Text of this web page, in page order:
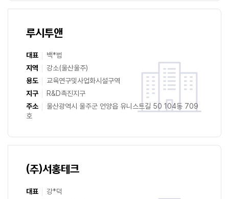
루시투앤
대표
백*범
지역
강소(울산울주)
용도
교육연구및사업화시설구역
지구
R&D촉진지구
주소
울산광역시 울주군 언양읍 유니스트길 50 104동 709
호
(주)서홍테크
대표
강*덕